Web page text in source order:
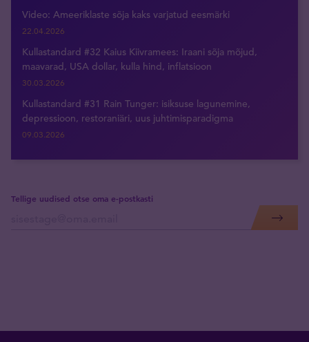
Video: Ameeriklaste sõja kaks varjatud eesmärki
22.04.2026
Kullastandard #32 Kaius Kiivramees: Iraani sõja mõjud,
maavarad, USA dollar, kulla hind, inflatsioon
30.03.2026
Kullastandard #31 Rain Tunger: isiksuse lagunemine,
depressioon, restoraniäri, uus juhtimisparadigma
09.03.2026
Tellige uudised otse oma e-postkasti